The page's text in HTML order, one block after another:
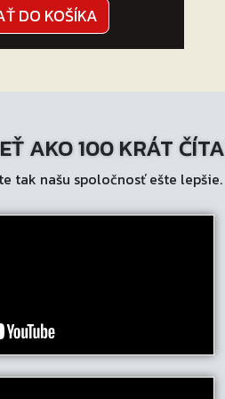
DO KOŠÍKA
AKO 100 KRÁT
tak našu spoločnosť ešte lepšie.